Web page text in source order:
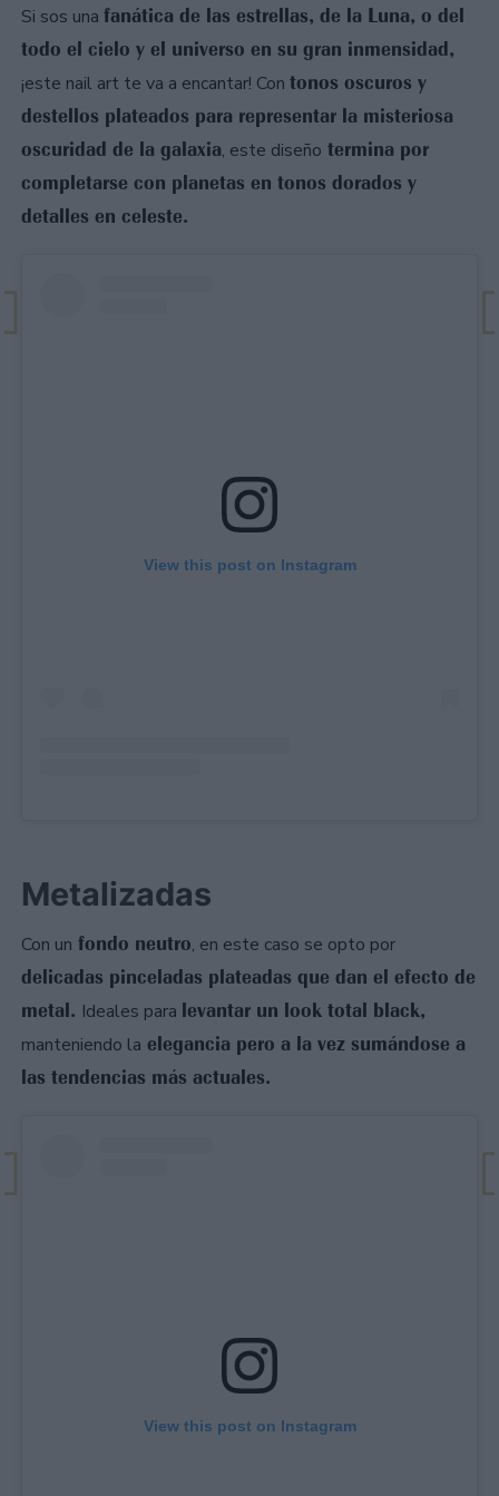
Si sos una fanática de las estrellas, de la Luna, o del
todo el cielo y el universo en su gran inmensidad,
¡este nail art te va a encantar! Con tonos oscuros y
destellos plateados para representar la misteriosa
oscuridad de la galaxia, este diseño termina por
completarse con planetas en tonos dorados y
detalles en celeste.
View this post on Instagram
Metalizadas
Con un fondo neutro, en este caso se opto por
delicadas pinceladas plateadas que dan el efecto de
metal. Ideales para levantar un look total black,
manteniendo la elegancia pero a la vez sumándose a
las tendencias más actuales.
View this post on Instagram